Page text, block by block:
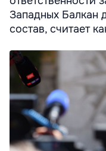
Западных Балкан
состав, считает